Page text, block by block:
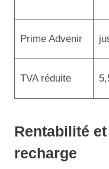
Prime Advenir
TVA réduite
Rentabilité
recharge